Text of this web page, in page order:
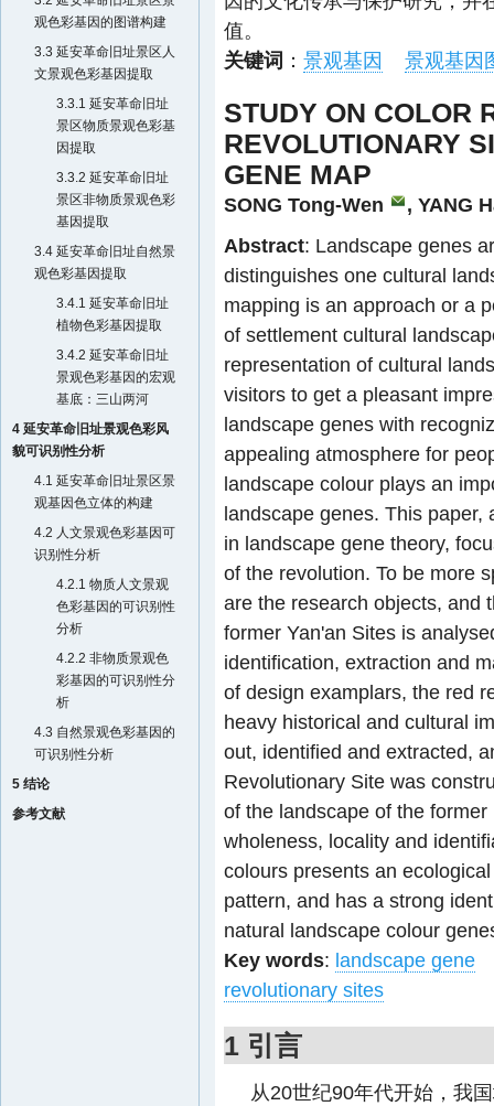
观色彩基因的图谱构建
3.3 延安革命旧址景区人
文景观色彩基因提取
3.3.1 延安革命旧址
景区物质景观色彩基
因提取
3.3.2 延安革命旧址
景区非物质景观色彩
基因提取
3.4 延安革命旧址自然景
观色彩基因提取
3.4.1 延安革命旧址
植物色彩基因提取
3.4.2 延安革命旧址
景观色彩基因的宏观
基底：三山两河
4 延安革命旧址景观色彩风
貌可识别性分析
4.1 延安革命旧址景区景
观基因色立体的构建
4.2 人文景观色彩基因可
识别性分析
4.2.1 物质人文景观
色彩基因的可识别性
分析
4.2.2 非物质景观色
彩基因的可识别性分
析
4.3 自然景观色彩基因的
可识别性分析
5 结论
参考文献
值。
关键词 ： 景观基因 景观基因
STUDY ON COLOR
REVOLUTIONARY
GENE MAP
SONG Tong-Wen , YANG
Abstract: Landscape genes
distinguishes one cultural
mapping is an approach or a
of settlement cultural
representation of cultural
visitors to get a pleasant
landscape genes with
appealing atmosphere for
landscape colour plays an
landscape genes. This
in landscape gene theory,
of the revolution. To be more
are the research objects, and
former Yan'an Sites is
identification, extraction and
of design examplars, the red
heavy historical and cultural
out, identified and extracted,
Revolutionary Site was
of the landscape of the
wholeness, locality and
colours presents an
pattern, and has a strong
natural landscape colour
Key words: landscape gene
revolutionary sites
1 引言
从20世纪90年代开始，我